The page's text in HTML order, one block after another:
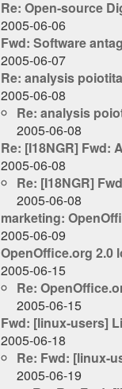
Re: Open-source
2005-06-06
Fwd: Software
2005-06-07
Re: analysis
2005-06-08
Re: analysis
2005-06-08
Re: [I18NGR] Fwd:
2005-06-08
Re: [I18NGR]
2005-06-08
marketing:
2005-06-09
OpenOffice.org 2.0
2005-06-15
Re:
2005-06-15
Fwd: [linux-users]
2005-06-18
Re: Fwd: [linux-
2005-06-19